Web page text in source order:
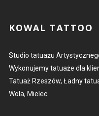
KOWAL TATTOO
Studio tatuażu
Wykonujemy tatuaże dla
Tatuaż Rzeszów, Ładny
Wola, Mielec